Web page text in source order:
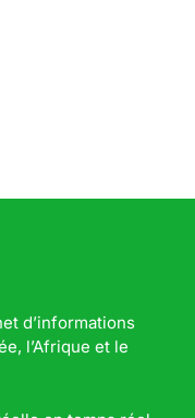
d’informations
l’Afrique et le